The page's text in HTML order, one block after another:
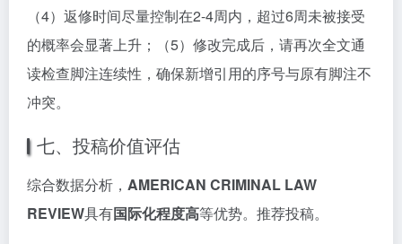
（4）返修时间尽量控制在2-4周内，超过6周未被接受
的概率会显著上升；（5）修改完成后，请再次全文通
读检查脚注连续性，确保新增引用的序号与原有脚注不
冲突。
七、投稿价值评估
综合数据分析， AMERICAN CRIMINAL LAW
REVIEW具有国际化程度高等优势。推荐投稿。